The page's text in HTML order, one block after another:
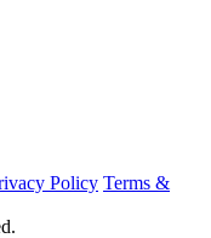
Policy Terms &